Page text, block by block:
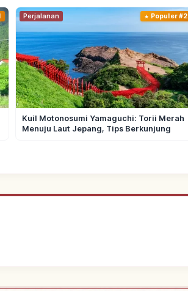
Perjalanan Populer #2
Kuil Motonosumi Yamaguchi: Torii Merah
Menuju Laut Jepang, Tips Berkunjung